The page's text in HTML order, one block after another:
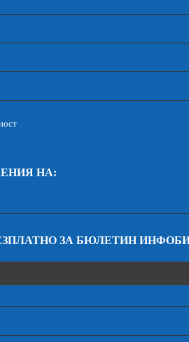
НА:
ЗА БЮЛЕТИН